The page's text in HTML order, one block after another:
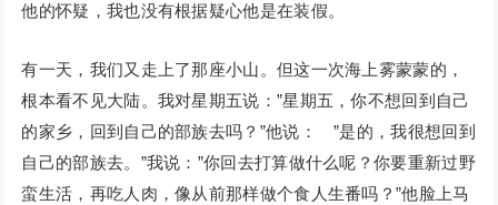
他的怀疑，我也没有根据疑心他是在装假。
有一天，我们又走上了那座小山。但这一次海上雾蒙蒙的，
根本看不见大陆。我对星期五说：”星期五，你不想回到自己
的家乡，回到自己的部族去吗？”他说： ”是的，我很想回到
自己的部族去。”我说：”你回去打算做什么呢？你要重新过野
蛮生活，再吃人肉，像从前那样做个食人生番吗？”他脸上马